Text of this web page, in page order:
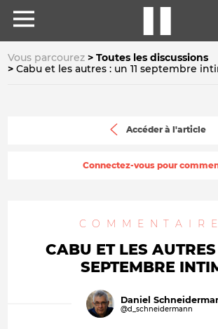
Vous parcourez
Toutes les discussions
Cabu et les autres : un 11 septembre
Accéder à l'article
Connectez-vous pour
CABU ET LES AUTRES
SEPTEMBRE
Daniel
@d_schneidermann